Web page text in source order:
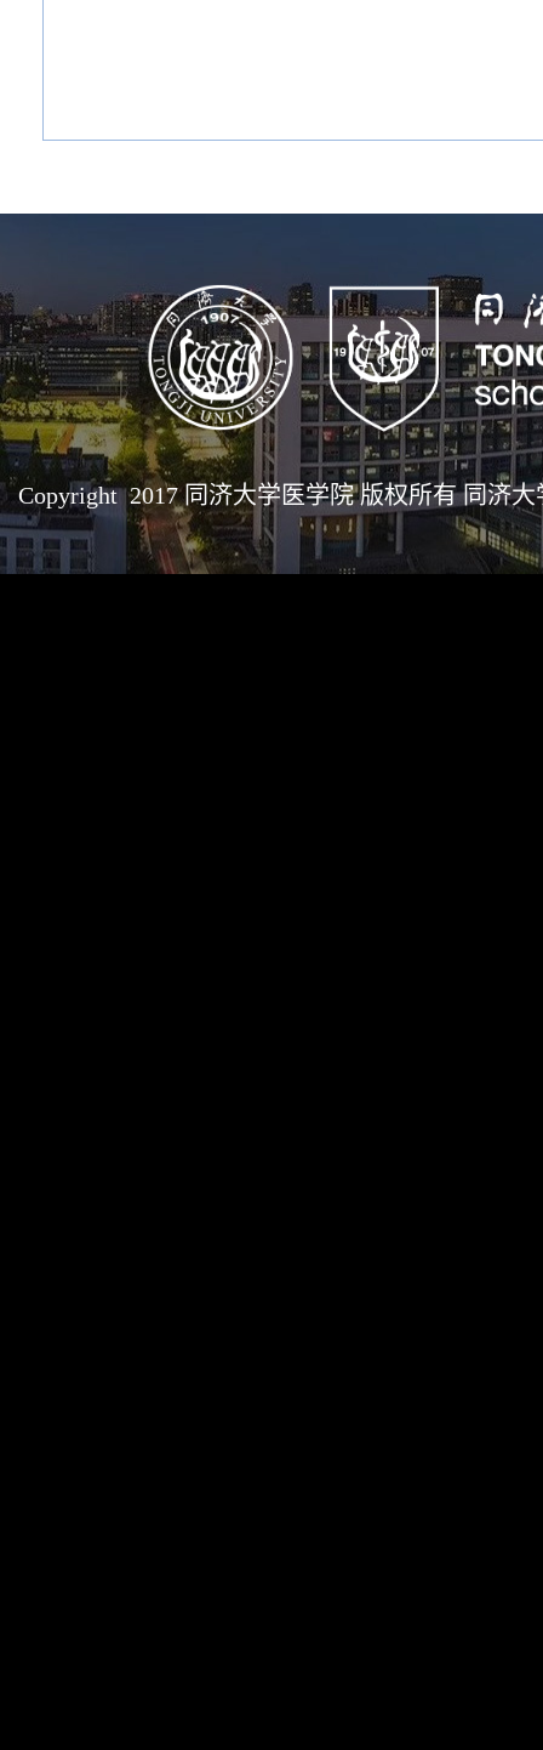
Copyright 2017 同济大学医学院 版权所有 同济